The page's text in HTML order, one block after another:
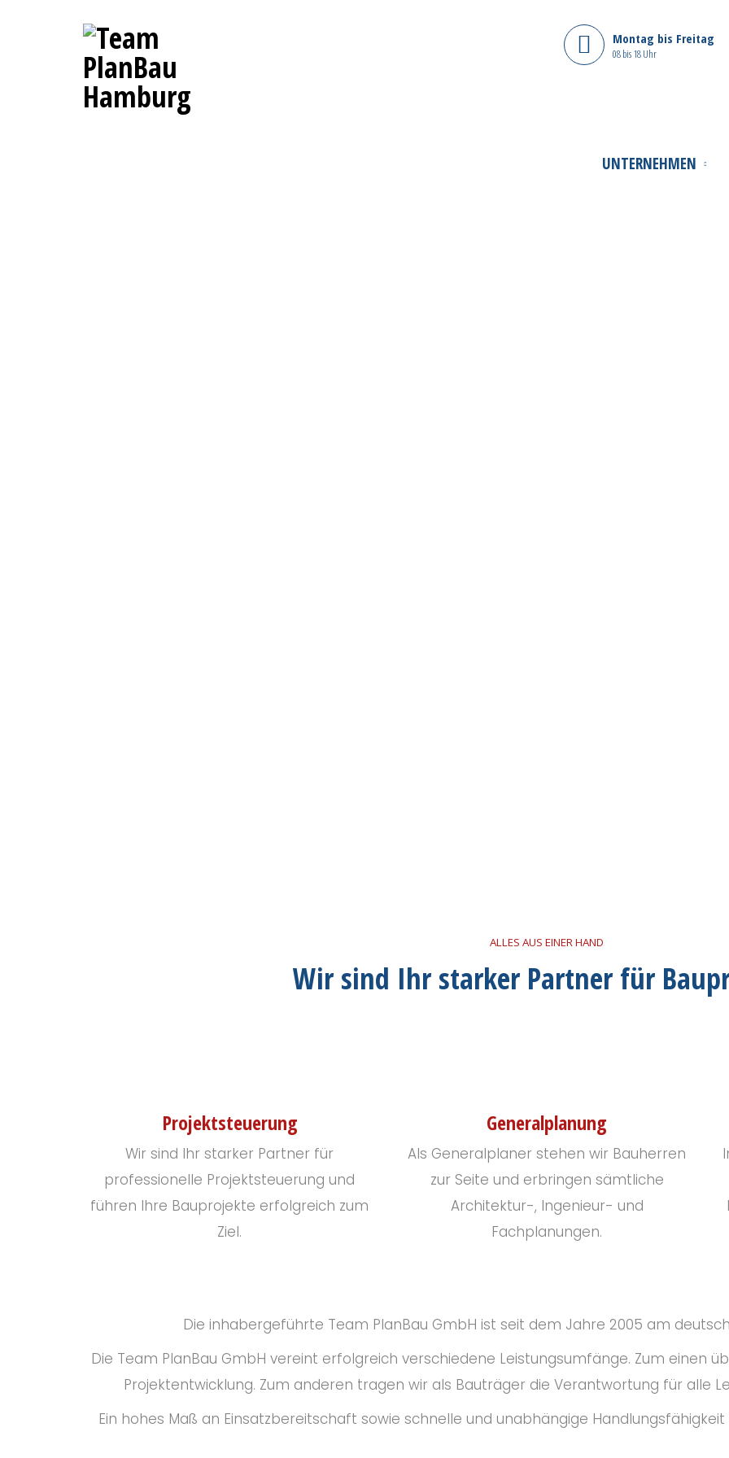
Montag bis Freitag
08 bis 18 Uhr
UNTERNEHMEN
ALLES AUS EINER HAND
Wir sind Ihr starker Partner für
Projektsteuerung
Wir sind Ihr starker Partner für
professionelle Projektsteuerung und
führen Ihre Bauprojekte erfolgreich zum
Ziel.
Generalplanung
Als Generalplaner stehen wir Bauherren
zur Seite und erbringen sämtliche
Architektur-, Ingenieur- und
Fachplanungen.
Die inhabergeführte Team PlanBau GmbH ist seit dem Jahre 2005 am
Die Team PlanBau GmbH vereint erfolgreich verschiedene Leistungsumfänge. Zum einen
Projektentwicklung. Zum anderen tragen wir als Bauträger die Verantwortung für alle
Ein hohes Maß an Einsatzbereitschaft sowie schnelle und unabhängige